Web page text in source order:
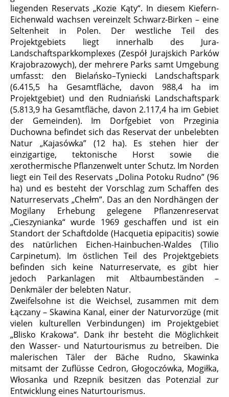
liegenden Reservats „Kozie Kąty“. In diesem Kiefern-
Eichenwald wachsen vereinzelt Schwarz-Birken – eine
Seltenheit in Polen. Der westliche Teil des
Projektgebiets liegt innerhalb des Jura-
Landschaftsparkkomplexes (Zespół Jurajskich Parków
Krajobrazowych), der mehrere Parks samt Umgebung
umfasst: den Bielańsko–Tyniecki Landschaftspark
(6.415,5 ha Gesamtfläche, davon 988,4 ha im
Projektgebiet) und den Rudniański Landschaftspark
(5.813,9 ha Gesamtfläche, davon 2.117,4 ha im Gebiet
der Gemeinden). Im Dorfgebiet von Przeginia
Duchowna befindet sich das Reservat der unbelebten
Natur „Kajasówka” (12 ha). Es stehen hier der
einzigartige, tektonische Horst sowie die
xerothermische Pflanzenwelt unter Schutz. Im Norden
liegt ein Teil des Reservats „Dolina Potoku Rudno” (96
ha) und es besteht der Vorschlag zum Schaffen des
Naturreservats „Chełm”. Das an den Nordhängen der
Mogilany Erhebung gelegene Pflanzenreservat
„Cieszynianka“ wurde 1969 geschaffen und ist ein
Standort der Schaftdolde (Hacquetia epipacitis) sowie
des natürlichen Eichen-Hainbuchen-Waldes (Tilio
Carpinetum). Im östlichen Teil des Projektgebiets
befinden sich keine Naturreservate, es gibt hier
jedoch Parkanlagen mit Altbaumbeständen –
Denkmäler der belebten Natur.
Zweifelsohne ist die Weichsel, zusammen mit dem
Łączany – Skawina Kanal, einer der Naturvorzüge (mit
vielen kulturellen Verbindungen) im Projektgebiet
„Blisko Krakowa“. Dank ihr besteht die Möglichkeit
den Wasser- und Naturtourismus zu betreiben. Die
malerischen Täler der Bäche Rudno, Skawinka
mitsamt der Zuflüsse Cedron, Głogoczówka, Mogiłka,
Włosanka und Rzepnik besitzen das Potenzial zur
Entwicklung eines Naturtourismus.